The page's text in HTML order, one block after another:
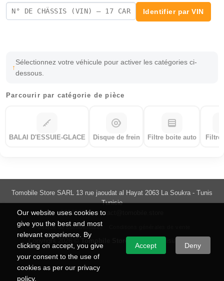
Our website uses cookies to
give you the best and most
relevant experience. By
clicking on accept, you give
your consent to the use of
cookies as per our privacy
policy.
Accept Deny
Identifier par VIN
Sélectionnez votre véhicule pour activer les catégories ci-
dessous.
Parcourir par catégorie de pièce
BALAI D'ESSUIE-GLACE Disque de frein Filtre boite auto
Tomobile Store SARL 13 rue jaoudat al Hayat 2063 La Soukra - Tunis
Tunisie
55033035 -contact@tomobile.store
Politique de confidentialité
Copyright 2026 © Tomobile Store